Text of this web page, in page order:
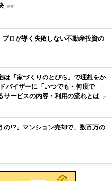
[PR]
プロが導く失敗しない不動産投資の
は「家づくりのとびら」で理想をか
バイザーに「いつでも・何度で
サービスの内容・利用の流れとは [P
の!?」マンション売却で、数百万の